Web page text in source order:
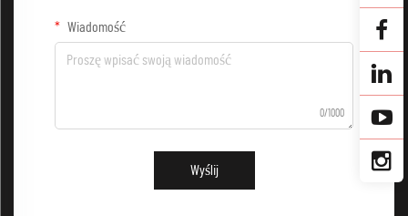
Wiadomość
0/1000
Wyślij